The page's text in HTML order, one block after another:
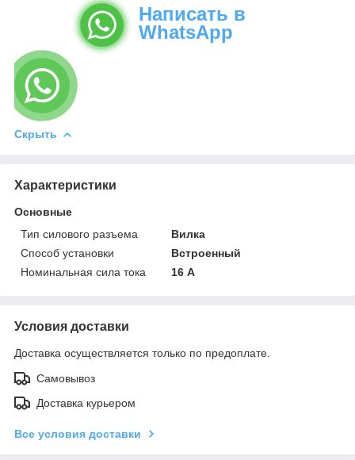
Написать в
WhatsApp
Скрыть
Характеристики
Основные
Тип силового разъема
Вилка
Способ установки
Встроенный
Номинальная сила тока
16 А
Условия доставки
Доставка осуществляется только по предоплате.
Самовывоз
Доставка курьером
Все условия доставки